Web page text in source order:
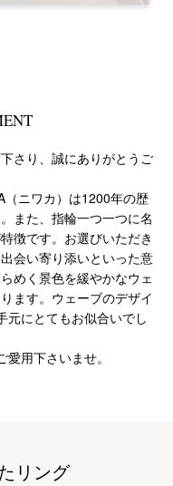
さり、誠にありがとうご
（ニワカ）は1200年の歴
また、指輪一つ一つに名
徴です。お選びいただき
会い寄り添いといった意
めく景色を緩やかなウェ
ます。ウェーブのデザイ
元にとてもお似合いでし
用下さいませ。
リング